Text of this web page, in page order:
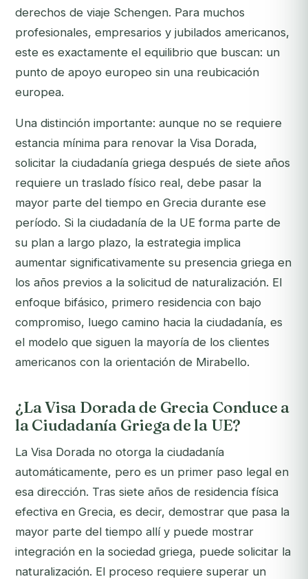
derechos de viaje Schengen. Para muchos
profesionales, empresarios y jubilados americanos,
este es exactamente el equilibrio que buscan: un
punto de apoyo europeo sin una reubicación
europea.
Una distinción importante: aunque no se requiere
estancia mínima para renovar la Visa Dorada,
solicitar la ciudadanía griega después de siete años
requiere un traslado físico real, debe pasar la
mayor parte del tiempo en Grecia durante ese
período. Si la ciudadanía de la UE forma parte de
su plan a largo plazo, la estrategia implica
aumentar significativamente su presencia griega en
los años previos a la solicitud de naturalización. El
enfoque bifásico, primero residencia con bajo
compromiso, luego camino hacia la ciudadanía, es
el modelo que siguen la mayoría de los clientes
americanos con la orientación de Mirabello.
¿La Visa Dorada de Grecia Conduce a
la Ciudadanía Griega de la UE?
La Visa Dorada no otorga la ciudadanía
automáticamente, pero es un primer paso legal en
esa dirección. Tras siete años de residencia física
efectiva en Grecia, es decir, demostrar que pasa la
mayor parte del tiempo allí y puede mostrar
integración en la sociedad griega, puede solicitar la
naturalización. El proceso requiere superar un